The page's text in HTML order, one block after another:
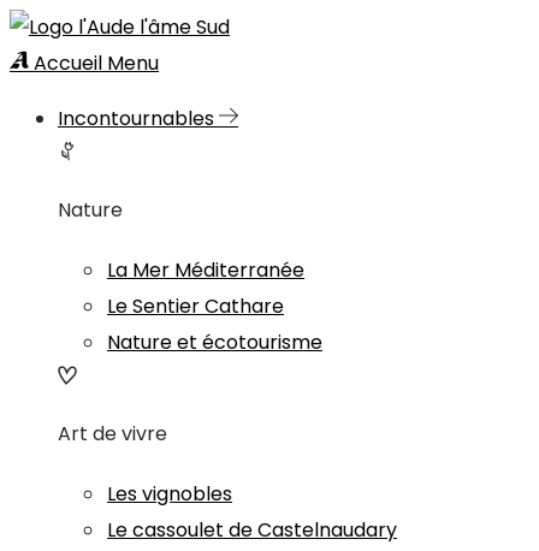
Accueil Menu
Incontournables
Nature
La Mer Méditerranée
Le Sentier Cathare
Nature et écotourisme
Art de vivre
Les vignobles
Le cassoulet de Castelnaudary